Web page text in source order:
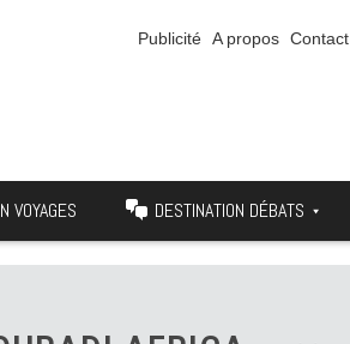
Publicité A propos Contact
VOYAGES DESTINATION DÉBATS